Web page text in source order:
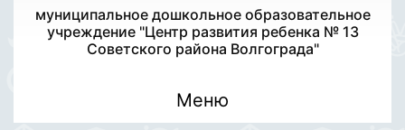
муниципальное дошкольное образовательное
учреждение "Центр развития ребенка № 13
Советского района Волгограда"
Меню